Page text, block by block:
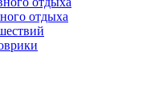
отдыха